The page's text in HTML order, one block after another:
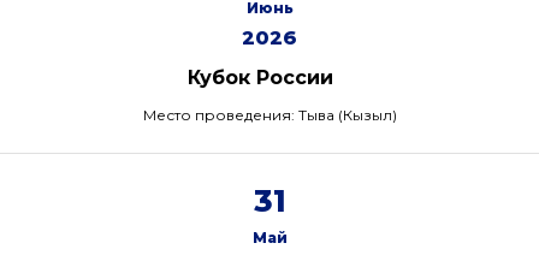
Июнь
2026
Кубок России
Место проведения: Тыва (Кызыл)
31
Май